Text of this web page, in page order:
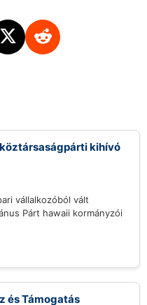
kihívó
vállalkozóból vált
Párt hawaii kormányzói
és Támogatás